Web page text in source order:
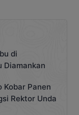
di
Diamankan
Kobar Panen
Rektor Unda